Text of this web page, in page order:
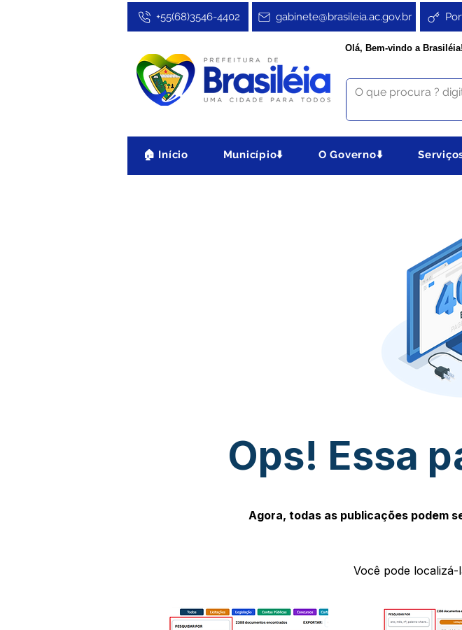
gabinete@brasileia.ac.gov.br
+55(68)3546-4402
Olá, Bem-vindo a Brasiléia!
🏠 Início Município⬇️ O Governo⬇️
Ops! Essa
Agora, todas as publicações podem
Você pode